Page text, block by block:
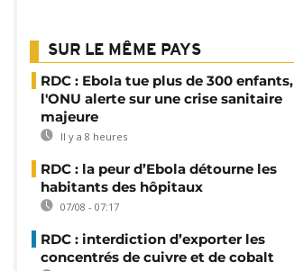
SUR LE MÊME PAYS
RDC : Ebola tue plus de 300 enfants,
l'ONU alerte sur une crise sanitaire
majeure
Il y a 8 heures
RDC : la peur d’Ebola détourne les
habitants des hôpitaux
07/08 - 07:17
RDC : interdiction d’exporter les
concentrés de cuivre et de cobalt